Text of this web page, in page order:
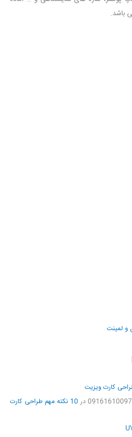
باشد.
و لمینت
در
10 نکته مهم طراحی کارت